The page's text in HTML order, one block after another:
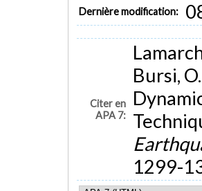
Dernière modification:
Citer en
APA 7:
Bursi,
1299-